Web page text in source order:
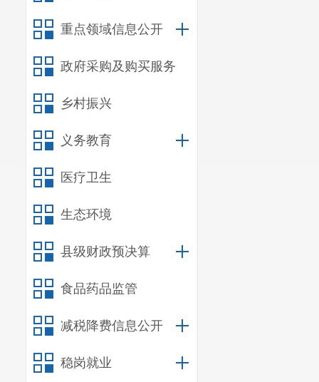
重点领域信息公开
政府采购及购买服务
乡村振兴
义务教育
医疗卫生
生态环境
县级财政预决算
食品药品监管
减税降费信息公开
稳岗就业